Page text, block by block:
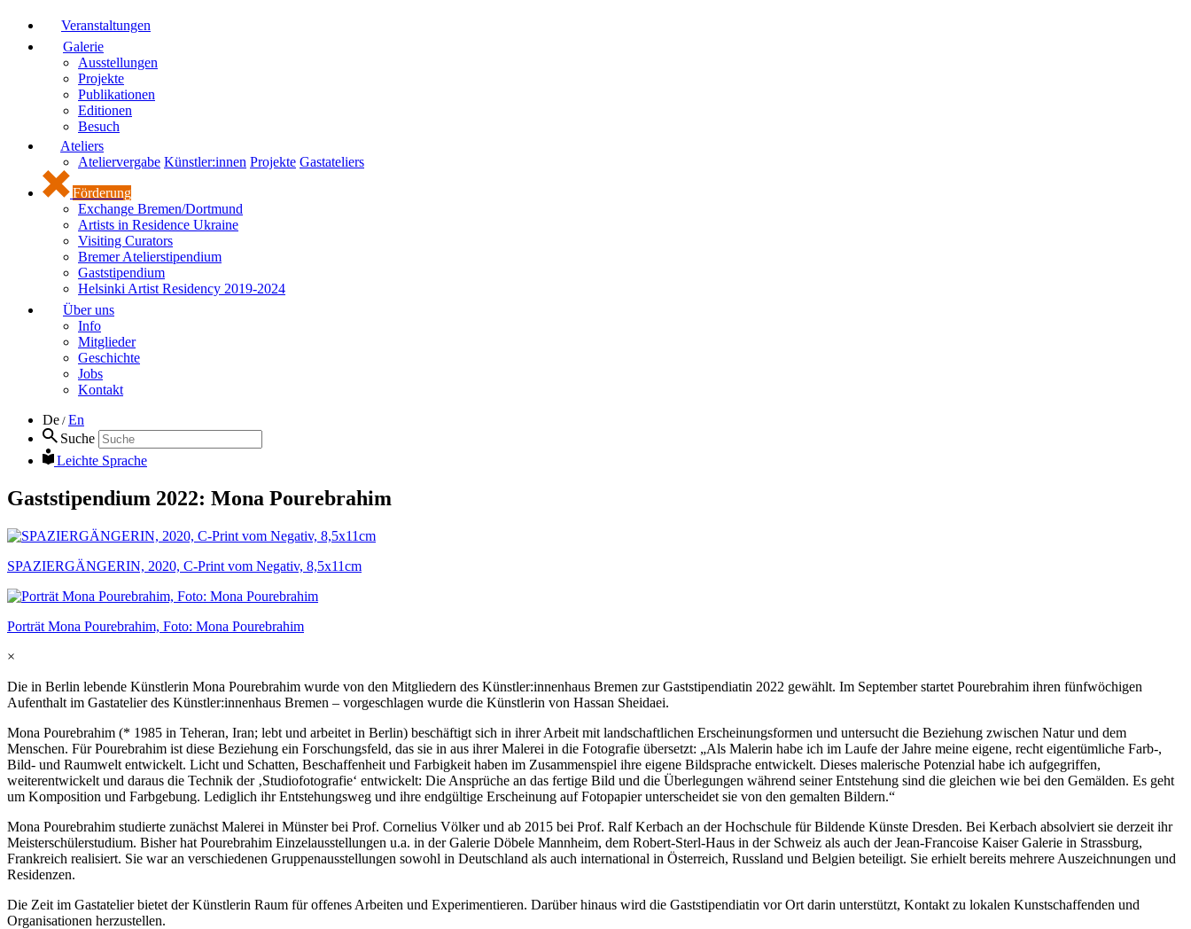
Veranstaltungen
Galerie
Ausstellungen
Projekte
Publikationen
Editionen
Besuch
Ateliers
Ateliervergabe Künstler:innen Projekte Gastateliers
Förderung
Exchange Bremen/Dortmund
Artists in Residence Ukraine
Visiting Curators
Bremer Atelierstipendium
Gaststipendium
Helsinki Artist Residency 2019-2024
Über uns
Info
Mitglieder
Geschichte
Jobs
Kontakt
De / En
Suche
Leichte Sprache
Gaststipendium 2022: Mona Pourebrahim
SPAZIERGÄNGERIN, 2020, C-Print vom Negativ, 8,5x11cm
Porträt Mona Pourebrahim, Foto: Mona Pourebrahim
×
Die in Berlin lebende Künstlerin Mona Pourebrahim wurde von den Mitgliedern des Künstler:innenhaus Bremen zur Gaststipendiatin 2022 gewählt. Im September startet Pourebrahim ihren fünfwöchigen
Aufenthalt im Gastatelier des Künstler:innenhaus Bremen – vorgeschlagen wurde die Künstlerin von Hassan Sheidaei.
Mona Pourebrahim (* 1985 in Teheran, Iran; lebt und arbeitet in Berlin) beschäftigt sich in ihrer Arbeit mit landschaftlichen Erscheinungsformen und untersucht die Beziehung zwischen Natur und dem
Menschen. Für Pourebrahim ist diese Beziehung ein Forschungsfeld, das sie in aus ihrer Malerei in die Fotografie übersetzt: „Als Malerin habe ich im Laufe der Jahre meine eigene, recht eigentümliche Farb-,
Bild- und Raumwelt entwickelt. Licht und Schatten, Beschaffenheit und Farbigkeit haben im Zusammenspiel ihre eigene Bildsprache entwickelt. Dieses malerische Potenzial habe ich aufgegriffen,
weiterentwickelt und daraus die Technik der ‚Studiofotografie‘ entwickelt: Die Ansprüche an das fertige Bild und die Überlegungen während seiner Entstehung sind die gleichen wie bei den Gemälden. Es geht
um Komposition und Farbgebung. Lediglich ihr Entstehungsweg und ihre endgültige Erscheinung auf Fotopapier unterscheidet sie von den gemalten Bildern.“
Mona Pourebrahim studierte zunächst Malerei in Münster bei Prof. Cornelius Völker und ab 2015 bei Prof. Ralf Kerbach an der Hochschule für Bildende Künste Dresden. Bei Kerbach absolviert sie derzeit ihr
Meisterschülerstudium. Bisher hat Pourebrahim Einzelausstellungen u.a. in der Galerie Döbele Mannheim, dem Robert-Sterl-Haus in der Schweiz als auch der Jean-Francoise Kaiser Galerie in Strassburg,
Frankreich realisiert. Sie war an verschiedenen Gruppenausstellungen sowohl in Deutschland als auch international in Österreich, Russland und Belgien beteiligt. Sie erhielt bereits mehrere Auszeichnungen und
Residenzen.
Die Zeit im Gastatelier bietet der Künstlerin Raum für offenes Arbeiten und Experimentieren. Darüber hinaus wird die Gaststipendiatin vor Ort darin unterstützt, Kontakt zu lokalen Kunstschaffenden und
Organisationen herzustellen.